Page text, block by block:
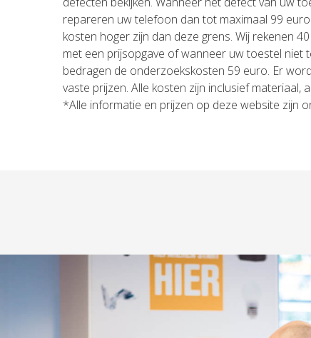
repareren uw telefoon dan tot maximaal 99
kosten hoger zijn dan deze grens. Wij rekenen
met een prijsopgave of wanneer uw toestel niet
bedragen de onderzoekskosten 59 euro. Er
vaste prijzen. Alle kosten zijn inclusief materiaal,
*Alle informatie en prijzen op deze website zijn